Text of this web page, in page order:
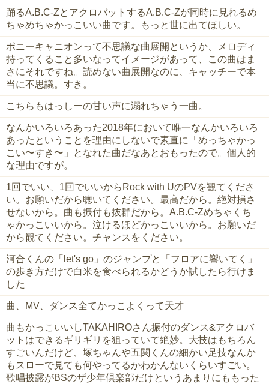
踊るA.B.C-ZとアクロバットするA.B.C-Zが同時に見れるめ
ちゃめちゃかっこいい曲です。もっと世に出てほしい。
ポニーキャニオンって不思議な曲展開というか、メロディ
持ってくること多いなってイメージがあって、この曲はま
さにそれですね。読めない曲展開なのに、キャッチーで本
当に不思議。すき。
こちらもはっしーの甘い声に溺れちゃう一曲。
なんかいろいろあった2018年において唯一なんかいろいろ
あったということを理由にしないで素直に「めっちゃかっ
こい〜すき〜」となれた曲だなあとおもったので。個人的
な理由ですが。
1回でいい、1回でいいからRock with UのPVを観てくださ
い。お願いだから聴いてください。最高だから。絶対損さ
せないから。曲も振付も抜群だから。A.B.C-Zめちゃくち
ゃかっこいいから。泣けるほどかっこいいから。お願いだ
から観てください。チャンスをください。
河合くんの「let's go」のジャンプと「フロアに響いてく」
の歩き方だけで白米を食べられるかどうか試したら行けま
した
曲、MV、ダンス全てかっこよくって天才
曲もかっこいいし‪TAKAHIRO‬さん振付のダンス&アクロバ
ットはできるギリギリを狙っていて絶妙。大技はもちろん
すごいんだけど、塚ちゃんや五関くんの細かい足技なんか
もスローで見ても何やってるかわかんないくらいすごい。
歌唱披露がBSのザ少年倶楽部だけというあまりにももった